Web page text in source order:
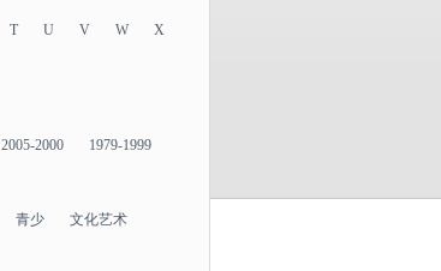
T U V W X
2005-2000 1979-1999
青少 文化艺术